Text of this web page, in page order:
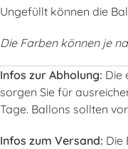
Ungefüllt können die
Die Farben können je
Infos zur Abholung: Die
sorgen Sie für
Tage. Ballons sollten
Infos zum Versand: Die